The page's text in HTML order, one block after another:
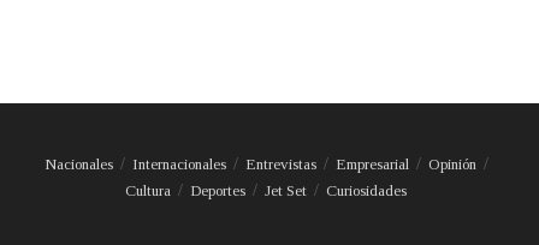
Nacionales Internacionales Entrevistas Empresarial
Opinión
Cultura
Deportes Jet Set Curiosidades